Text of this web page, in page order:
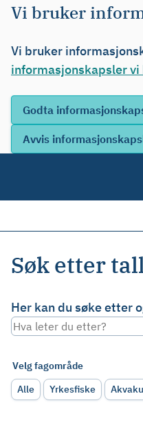
Vi bruker
Vi bruker
informasjonskapsler
Søk etter
Her kan du søke etter
Velg fagområde
Alle
Yrkesfiske